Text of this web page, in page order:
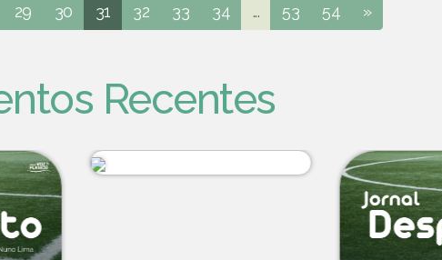
29 30 31 32 33 34 ... 53 54 »
Recentes